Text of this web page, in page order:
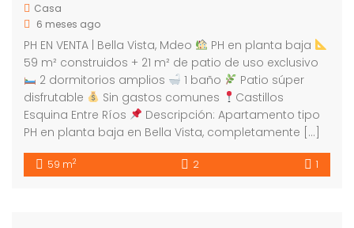
Casa
6 meses ago
PH EN VENTA | Bella Vista, Mdeo
PH en planta baja
59 m² construidos + 21 m² de patio de uso exclusivo
2 dormitorios amplios
1 baño
Patio súper
disfrutable
Sin gastos comunes
Castillos
Esquina Entre Ríos
Descripción: Apartamento tipo
PH en planta baja en Bella Vista, completamente […]
59 m2 2 1